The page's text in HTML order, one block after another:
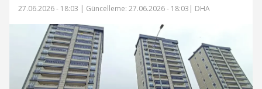
27.06.2026 - 18:03 | Güncelleme: 27.06.2026 - 18:03 | DHA